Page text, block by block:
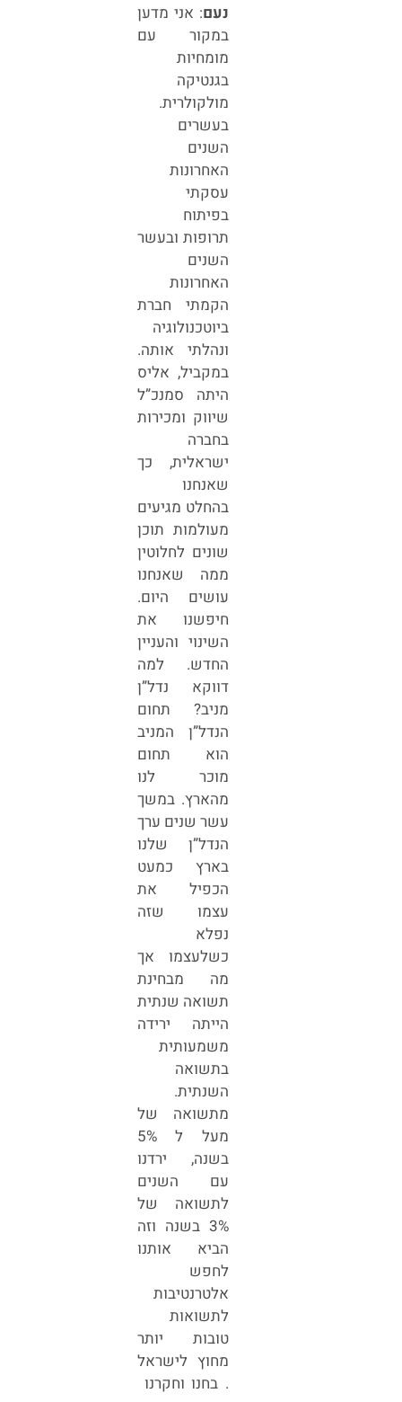
נעם: אני מדען
במקור עם
מומחיות
בגנטיקה
מולקולרית.
בעשרים
השנים
האחרונות
עסקתי
בפיתוח
תרופות ובעשר
השנים
האחרונות
הקמתי חברת
ביוטכנולוגיה
ונהלתי אותה.
במקביל, אליס
היתה סמנכ”ל
שיווק ומכירות
בחברה
ישראלית, כך
שאנחנו
בהחלט מגיעים
מעולמות תוכן
שונים לחלוטין
ממה שאנחנו
עושים היום.
חיפשנו את
השינוי והעניין
החדש. למה
דווקא נדל”ן
מניב? תחום
הנדל”ן המניב
הוא תחום
מוכר לנו
מהארץ. במשך
עשר שנים ערך
הנדל”ן שלנו
בארץ כמעט
הכפיל את
עצמו שזה
נפלא
כשלעצמו אך
מה מבחינת
תשואה שנתית
הייתה ירידה
משמעותית
בתשואה
השנתית.
מתשואה של
מעל ל 5%
בשנה, ירדנו
עם השנים
לתשואה של
3% בשנה וזה
הביא אותנו
לחפש
אלטרנטיבות
לתשואות
טובות יותר
מחוץ לישראל
. בחנו וחקרנו